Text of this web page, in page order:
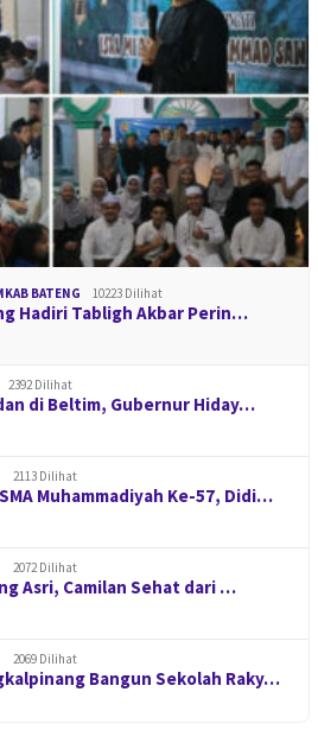
BATENG 10223 Dilihat
Hadiri Tabligh Akbar Perin…
2392 Dilihat
di Beltim, Gubernur Hiday…
2113 Dilihat
Muhammadiyah Ke-57, Didi…
2072 Dilihat
Asri, Camilan Sehat dari …
2069 Dilihat
Bangun Sekolah Raky…